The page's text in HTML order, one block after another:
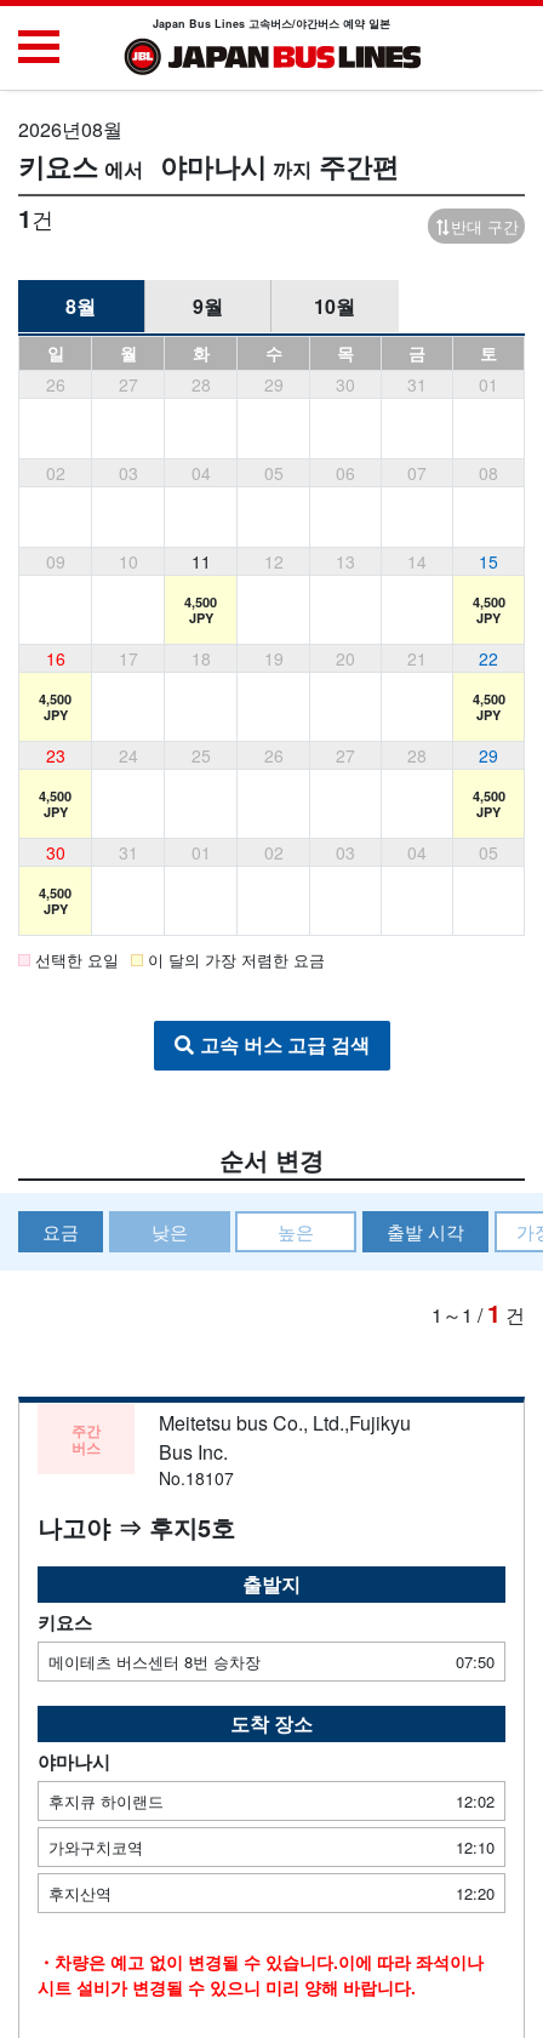
Japan Bus Lines 고속버스/야간버스 예약 일본
2026년08월
키요스 야마나시 주간편
1건 반대 구간
8월 9월 10월
일 월 화 수 목 금
토
26
27 28 29 30 31 01
02 03 04 05 06 07 08
09 10 11 12 13 14 15
4,500
JPY
4,500
JPY
16 17 18 19 20 21 22
4,500
JPY
4,500
JPY
23 24 25 26 27 28 29
4,500
JPY
4,500
JPY
30 31 01 02 03 04 05
4,500
JPY
선택한 요일 이 달의 가장 저렴한 요금
고속 버스 고급 검색
순서 변경
요금 낮은 높은 출발 시각 가
1～1 /1 건
주간
버스
Meitetsu bus Co., Ltd.,Fujikyu
Bus Inc.
No.18107
나고야 ⇒ 후지5호
출발지
키요스
메이테츠 버스센터 8번 승차장 07:50
도착 장소
야마나시
후지큐 하이랜드
12:02
가와구치코역
12:10
후지산역
12:20
・차량은 예고 없이 변경될 수 있습니다.이에 따라 좌석이나
시트 설비가 변경될 수 있으니 미리 양해 바랍니다.